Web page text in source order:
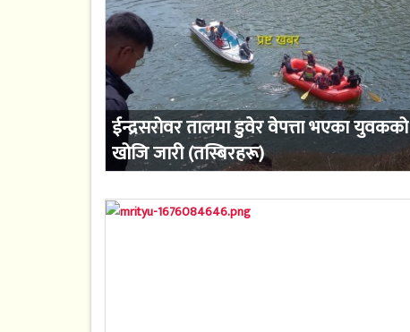
ईन्द्रसरोवर तालमा डुवेर वेपत्ता भएका युवकको
खोजि जारी (तस्बिरहरू)